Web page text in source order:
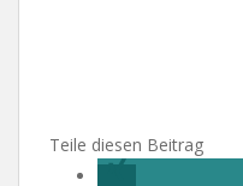
Teile diesen Beitrag